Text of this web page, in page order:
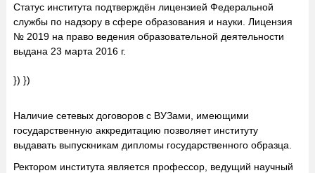
Статус института подтверждён лицензией Федеральной
службы по надзору в сфере образования и науки. Лицензия
№ 2019 на право ведения образовательной деятельности
выдана 23 марта 2016 г.
}) })
Наличие сетевых договоров с ВУЗами, имеющими
государственную аккредитацию позволяет институту
выдавать выпускникам дипломы государственного образца.
Ректором института является профессор, ведущий научный